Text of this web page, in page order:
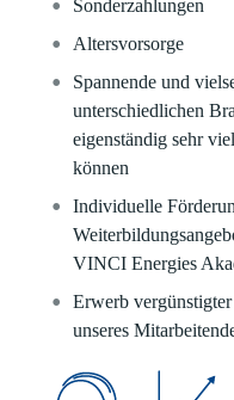
Sonderzahlungen
Altersvorsorge
Spannende und
unterschiedlichen
eigenständig sehr
können
Individuelle
VINCI Energies
Erwerb
unseres